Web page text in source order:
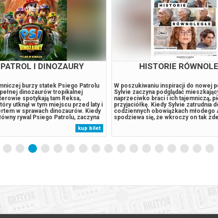
ŚMIERCI
wraz z tatą jednego z nich od
roku wyjeżdża wspólnie na
kolejny horror w niezwykłych
miejscach Polski. Nie
że rozpoczęta kiedyś fascynująca
się nieodłączną częścią ich życia.
w kino, wieczornym ogniskiem i
rozprawiają o życiu, o swoich
kup bilet
SPIDER-MAN. CAŁKIEM
Peter jest teraz dorosłym mężczyzną
samotnie - od czasu, gdy z własnej
się z życia i pamięci tych, których
przestępczością w Nowym Jorku,
jego imienia, w pełni poświęcił się
Gdy rosnące wymagania zaczynają
presja wywołuje zaskakującą
która zagraża jego istnieniu,
niepokojący...